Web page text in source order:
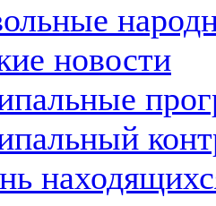
новости